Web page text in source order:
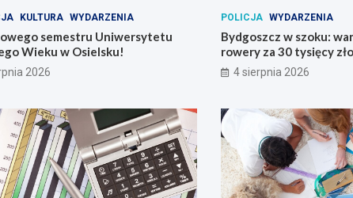
KULTURA WYDARZENIA
semestru Uniwersytetu
Wieku w Osielsku!
2026
POLICJA WYDARZENIA
Bydgoszcz w szoku:
rowery za 30 tysięcy
4 sierpnia 2026